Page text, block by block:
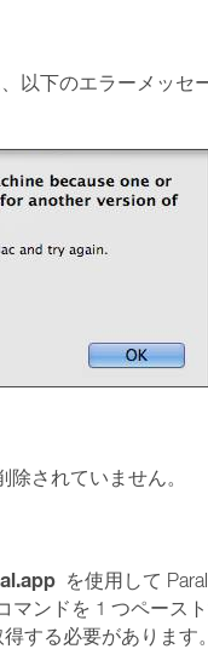
以下のエラーメッセ
除されていません。
を使用して
マンドを 1 つペース
する必要があります